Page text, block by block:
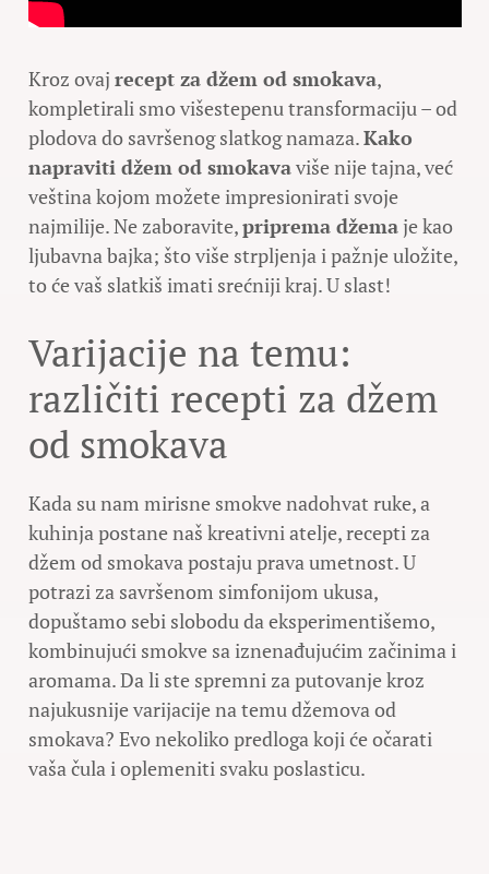
Kroz ovaj recept za džem od smokava,
kompletirali smo višestepenu transformaciju – od
plodova do savršenog slatkog namaza.Kako
napraviti džem od smokavaviše nije tajna, već
veština kojom možete impresionirati svoje
najmilije. Ne zaboravite,priprema džemaje kao
ljubavna bajka; što više strpljenja i pažnje uložite,
to će vaš slatkiš imati srećniji kraj. U slast!
Varijacije na temu:
različiti recepti za džem
od smokava
Kada su nam mirisne smokve nadohvat ruke, a
kuhinja postane naš kreativni atelje, recepti za
džem od smokava postaju prava umetnost. U
potrazi za savršenom simfonijom ukusa,
dopuštamo sebi slobodu da eksperimentišemo,
kombinujući smokve sa iznenađujućim začinima i
aromama. Da li ste spremni za putovanje kroz
najukusnije varijacije na temu džemova od
smokava? Evo nekoliko predloga koji će očarati
vaša čula i oplemeniti svaku poslasticu.